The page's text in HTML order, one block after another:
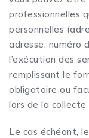
professionnelles
personnelles
adresse, numéro
l’exécution des
remplissant le
obligatoire ou
lors de la collecte
Le cas échéant,